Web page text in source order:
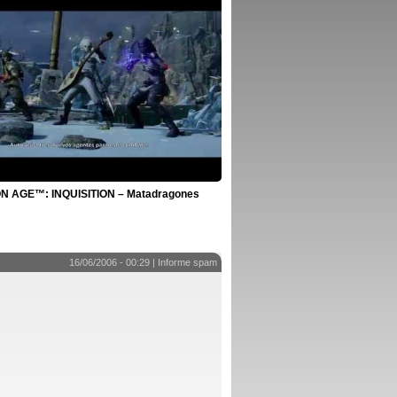
AGE™: INQUISITION – Matadragones
16/06/2006 - 00:29 | Informe spam